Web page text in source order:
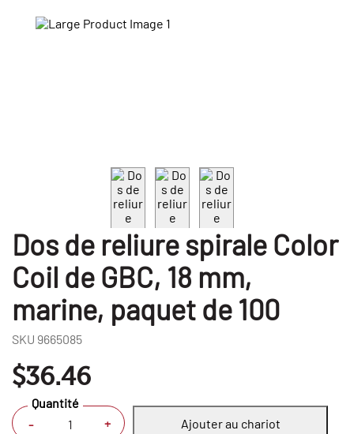
Dos de reliure spirale Color
Coil de GBC, 18 mm,
marine, paquet de 100
SKU 9665085
$36.46
- +
Quantité
Ajouter au chariot